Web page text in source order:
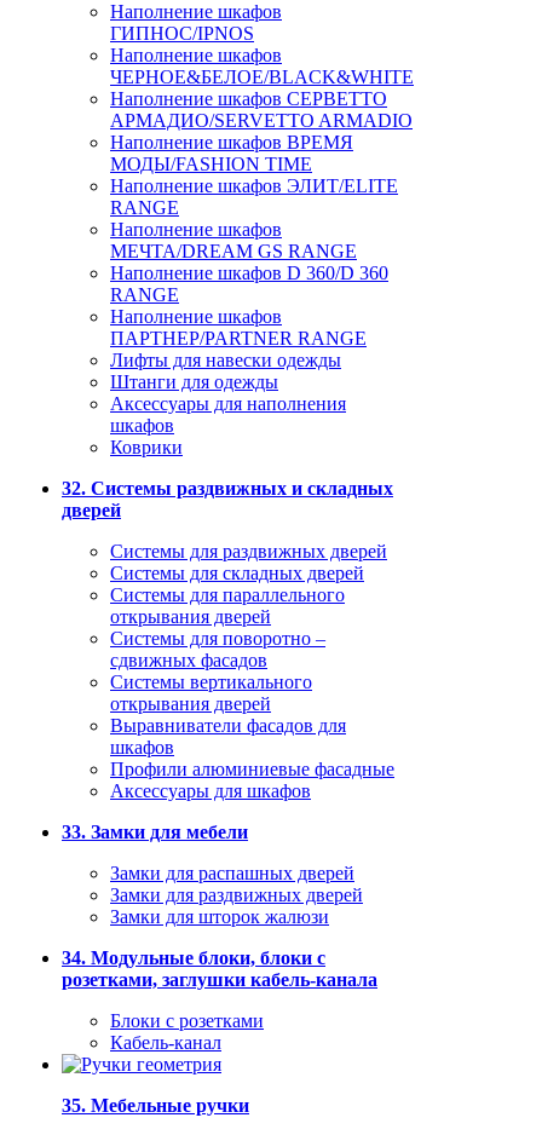
Наполнение шкафов
ГИПНОС/IPNOS
Наполнение шкафов
ЧЕРНОЕ&БЕЛОЕ/BLACK&WHITE
Наполнение шкафов СЕРВЕТТО
АРМАДИО/SERVETTO ARMADIO
Наполнение шкафов ВРЕМЯ
МОДЫ/FASHION TIME
Наполнение шкафов ЭЛИТ/ELITE
RANGE
Наполнение шкафов
МЕЧТА/DREAM GS RANGE
Наполнение шкафов D 360/D 360
RANGE
Наполнение шкафов
ПАРТНЕР/PARTNER RANGE
Лифты для навески одежды
Штанги для одежды
Аксессуары для наполнения
шкафов
Коврики
32. Системы раздвижных и складных
дверей
Системы для раздвижных дверей
Системы для складных дверей
Системы для параллельного
открывания дверей
Системы для поворотно –
сдвижных фасадов
Системы вертикального
открывания дверей
Выравниватели фасадов для
шкафов
Профили алюминиевые фасадные
Аксессуары для шкафов
33. Замки для мебели
Замки для распашных дверей
Замки для раздвижных дверей
Замки для шторок жалюзи
34. Модульные блоки, блоки с
розетками, заглушки кабель-канала
Блоки с розетками
Кабель-канал
35. Мебельные ручки